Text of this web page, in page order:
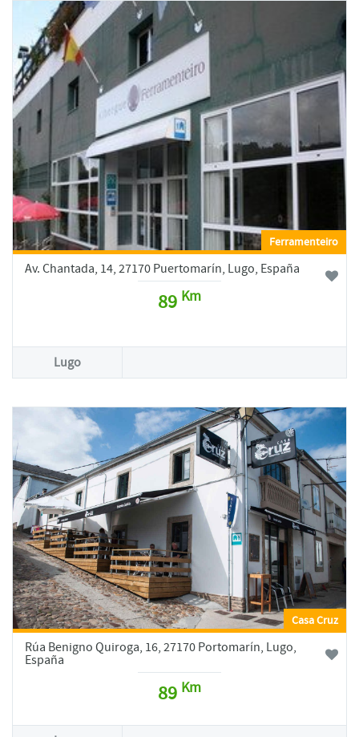
Ferramenteiro
Av. Chantada, 14, 27170 Puertomarín, Lugo, España
89 Km
Lugo
Casa Cruz
Rúa Benigno Quiroga, 16, 27170 Portomarín, Lugo,
España
89 Km